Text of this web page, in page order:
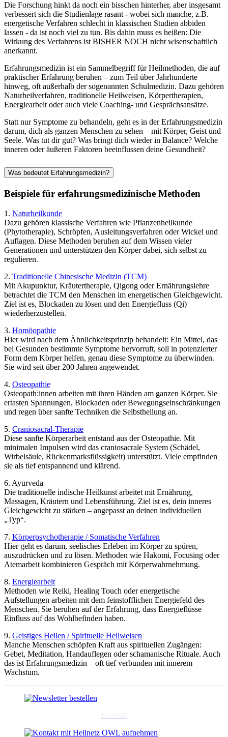
Die Forschung hinkt da noch ein bisschen hinterher, aber insgesamt
verbessert sich die Studienlage rasant - wobei sich manche, z.B.
energetische Verfahren schlecht in klassischen Studien abbiden
lassen - da ist noch viel zu tun. Bis dahin muss es heißen: Die
Wirkung des Verfahrens ist BISHER NOCH nicht wisenschaftlich
anerkannt.
Erfahrungsmedizin ist ein Sammelbegriff für Heilmethoden, die auf
praktischer Erfahrung beruhen – zum Teil über Jahrhunderte
hinweg, oft außerhalb der sogenannten Schulmedizin. Dazu gehören
Naturheilverfahren, traditionelle Heilweisen, Körpertherapien,
Energiearbeit oder auch viele Coaching- und Gesprächsansätze.
Statt nur Symptome zu behandeln, geht es in der Erfahrungsmedizin
darum, dich als ganzen Menschen zu sehen – mit Körper, Geist und
Seele. Was tut dir gut? Was bringt dich wieder in Balance? Welche
inneren oder äußeren Faktoren beeinflussen deine Gesundheit?
Was bedeutet Erfahrungsmedizin?
Beispiele für erfahrungsmedizinische Methoden
1. Naturheilkunde
Dazu gehören klassische Verfahren wie Pflanzenheilkunde
(Phytotherapie), Schröpfen, Ausleitungsverfahren oder Wickel und
Auflagen. Diese Methoden beruhen auf dem Wissen vieler
Generationen und unterstützen den Körper dabei, sich selbst zu
regulieren.
2. Traditionelle Chinesische Medizin (TCM)
Mit Akupunktur, Kräutertherapie, Qigong oder Ernährungslehre
betrachtet die TCM den Menschen im energetischen Gleichgewicht.
Ziel ist es, Blockaden zu lösen und den Energiefluss (Qi)
wiederherzustellen.
3. Homöopathie
Hier wird nach dem Ähnlichkeitsprinzip behandelt: Ein Mittel, das
bei Gesunden bestimmte Symptome hervorruft, soll in potenzierter
Form dem Körper helfen, genau diese Symptome zu überwinden.
Sie wird seit über 200 Jahren angewendet.
4. Osteopathie
Osteopath:innen arbeiten mit ihren Händen am ganzen Körper. Sie
ertasten Spannungen, Blockaden oder Bewegungseinschränkungen
und regen über sanfte Techniken die Selbstheilung an.
5. Craniosacral-Therapie
Diese sanfte Körperarbeit entstand aus der Osteopathie. Mit
minimalen Impulsen wird das craniosacrale System (Schädel,
Wirbelsäule, Rückenmarksflüssigkeit) unterstützt. Viele empfinden
sie als tief entspannend und klärend.
6. Ayurveda
Die traditionelle indische Heilkunst arbeitet mit Ernährung,
Massagen, Kräutern und Lebensführung. Ziel ist es, dein inneres
Gleichgewicht zu stärken – angepasst an deinen individuellen
„Typ“.
7. Körperpsychotherapie / Somatische Verfahren
Hier geht es darum, seelisches Erleben im Körper zu spüren,
auszudrücken und zu lösen. Methoden wie Hakomi, Focusing oder
Atemarbeit kombinieren Gespräch mit Körperwahrnehmung.
8. Energiearbeit
Methoden wie Reiki, Healing Touch oder energetische
Aufstellungen arbeiten mit dem feinstofflichen Energiefeld des
Menschen. Sie beruhen auf der Erfahrung, dass Energieflüsse
Einfluss auf das Wohlbefinden haben.
9. Geistiges Heilen / Spirituelle Heilweisen
Manche Menschen schöpfen Kraft aus spirituellen Zugängen:
Gebet, Meditation, Handauflegen oder schamanische Rituale. Auch
das ist Erfahrungsmedizin – oft tief verbunden mit innerem
Wachstum.